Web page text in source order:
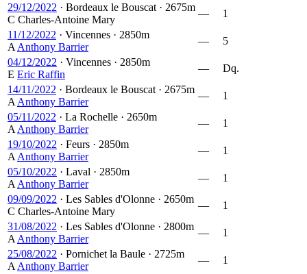
29/12/2022 · Bordeaux le Bouscat · 2675m
C Charles-Antoine Mary
—
1
11/12/2022 · Vincennes · 2850m
A Anthony Barrier
—
5
04/12/2022 · Vincennes · 2850m
E Eric Raffin
—
Dq.
14/11/2022 · Bordeaux le Bouscat · 2675m
A Anthony Barrier
—
1
05/11/2022 · La Rochelle · 2650m
A Anthony Barrier
—
1
19/10/2022 · Feurs · 2850m
A Anthony Barrier
—
1
05/10/2022 · Laval · 2850m
A Anthony Barrier
—
1
09/09/2022 · Les Sables d'Olonne · 2650m
C Charles-Antoine Mary
—
1
31/08/2022 · Les Sables d'Olonne · 2800m
A Anthony Barrier
—
1
25/08/2022 · Pornichet la Baule · 2725m
A Anthony Barrier
—
1